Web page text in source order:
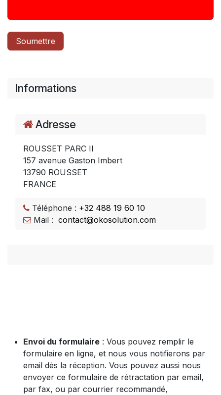
Soumettre
Informations
Adresse
ROUSSET PARC II
157 avenue Gaston Imbert
13790 ROUSSET
FRANCE
Téléphone : +32 488 19 60 10
Mail : contact@okosolution.com
Envoi du formulaire : Vous pouvez remplir le
formulaire en ligne, et nous vous notifierons par
email dès la réception. Vous pouvez aussi nous
envoyer ce formulaire de rétractation par email,
par fax, ou par courrier recommandé,